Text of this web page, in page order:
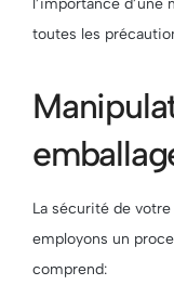
l’importance
toutes les
La sécurité de
employons un
comprend: